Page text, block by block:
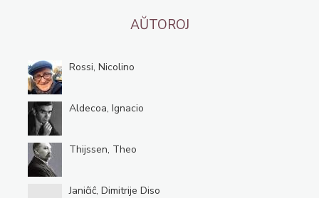
AŬTOROJ
Rossi, Nicolino
Aldecoa, Ignacio
Thijssen, Theo
Janiĉiĉ, Dimitrije Diso